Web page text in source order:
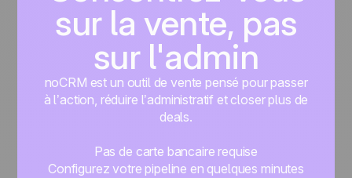
sur la vente, pas
sur l'admin
noCRM est un outil de vente pensé pour passer
à l’action, réduire l’administratif et closer plus de
deals.
Pas de carte bancaire requise
Configurez votre pipeline en quelques minutes